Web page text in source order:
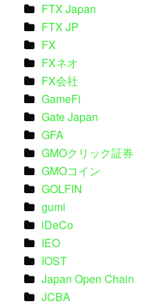
FTX Japan
FTX JP
FX
FXネオ
FX会社
GameFi
Gate Japan
GFA
GMOクリック証券
GMOコイン
GOLFIN
gumi
iDeCo
IEO
IOST
Japan Open Chain
JCBA